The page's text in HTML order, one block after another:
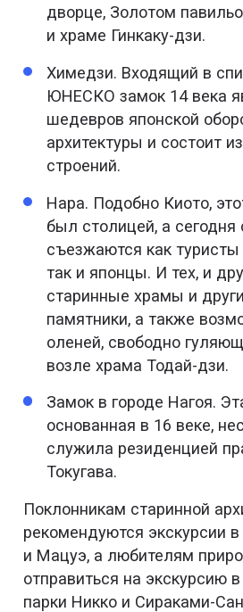
дворце, Золотом
и храме Гинкаку-дзи.
Химедзи. Входящий в
ЮНЕСКО замок 14 века
шедевров японской
архитектуры и состоит
строений.
Нара. Подобно Киото,
был столицей, а
съезжаются как туристы
так и японцы. И тех, и
старинные храмы и
памятники, а также
оленей, свободно
возле храма Тодай-дзи.
Замок в городе Нагоя.
основанная в 16 веке,
служила резиденцией
Токугава.
Поклонникам старинной
рекомендуются экскурсии
и Мацуэ, а любителям
отправиться на экскурсию
парки Никко и Сираками-